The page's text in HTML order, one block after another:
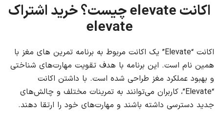
اکانت elevate چیست؟ خرید اشتراک
elevate
اکانت “Elevate” یک اکانت مربوط به برنامه تمرین های مغز با
همین نام است. این برنامه با هدف تقویت مهارت‌های شناختی
و بهبود عملکرد مغز طراحی شده است. با داشتن اکانت
“Elevate”، کاربران می‌توانند به تمرینات مختلف و چالش‌های
جدید دسترسی داشته باشند و مهارت‌های خود را ارتقا دهند.